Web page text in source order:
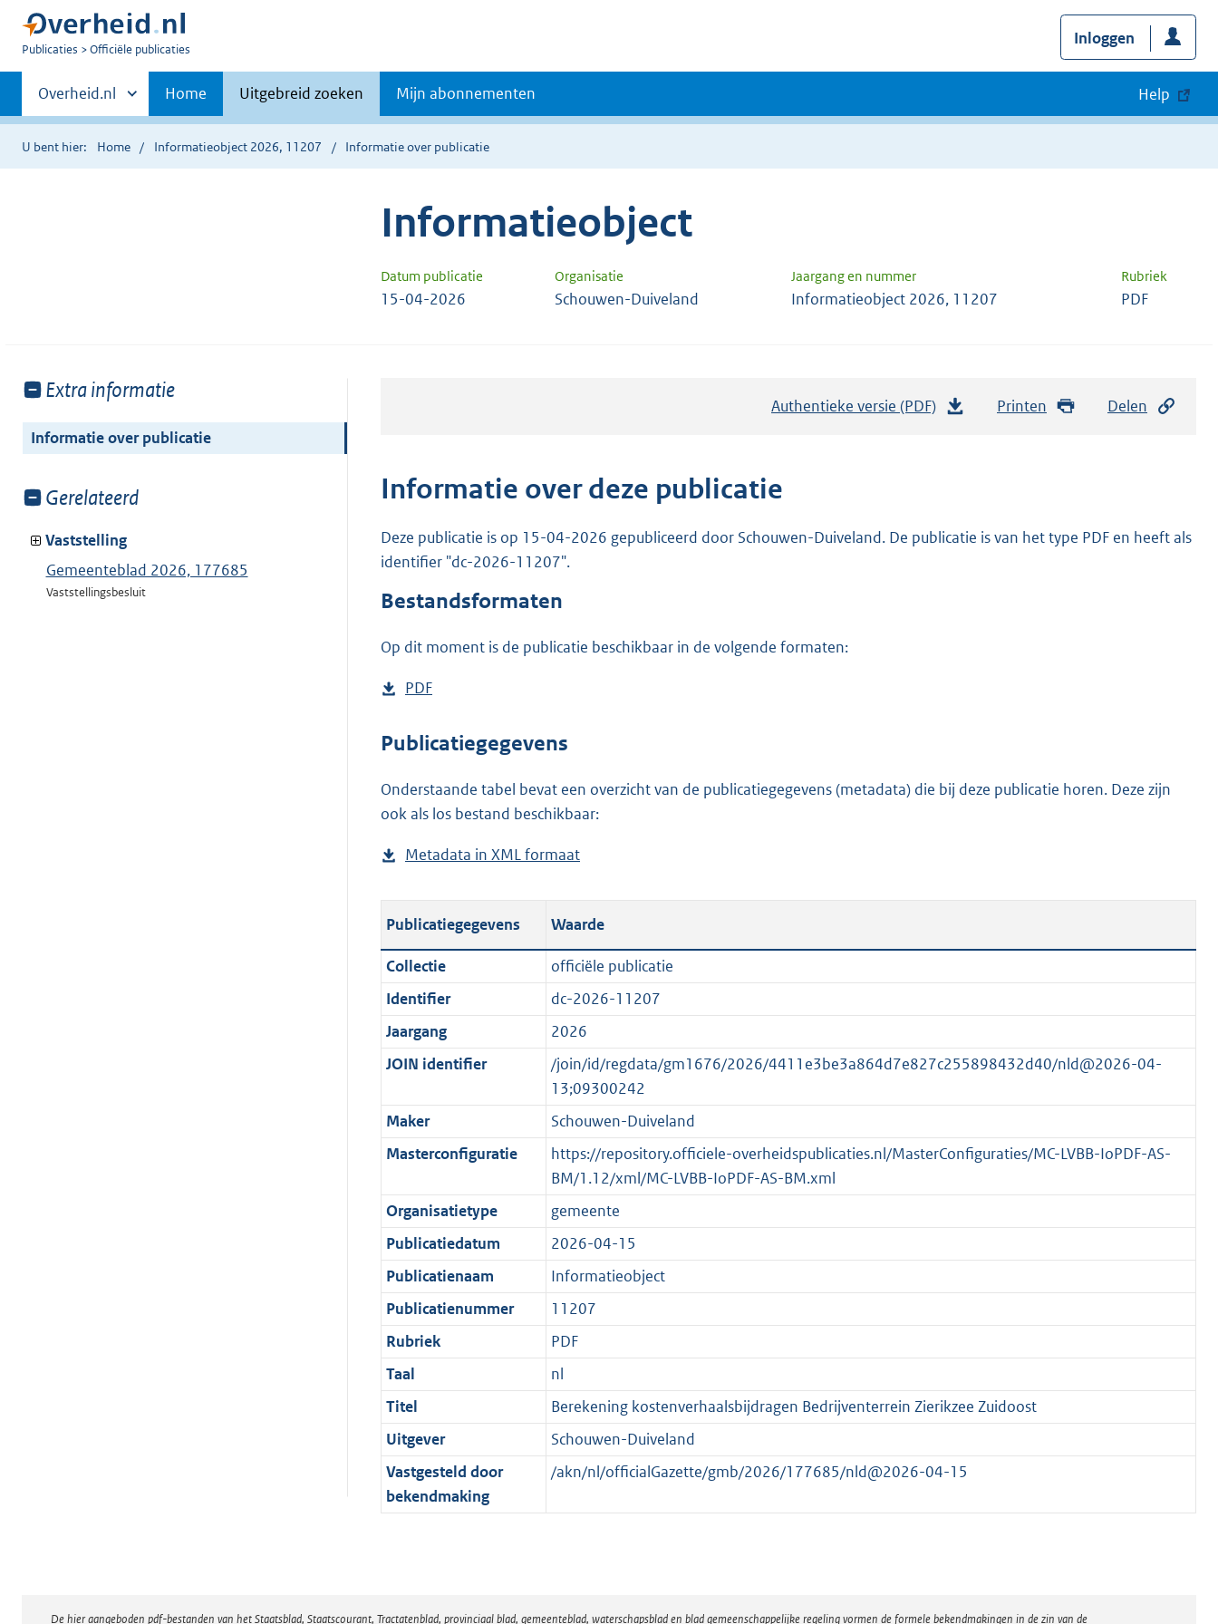
U
Publicaties Officiële publicaties
Inloggen
Primaire
navigatie
Andere
sites
binnen
Overheid.nl Home Uitgebreid zoeken Mijn abonnementen Help
U bent hier: Home Informatieobject 2026, 11207 Informatie over publicatie
Informatieobject
Datum publicatie Organisatie Jaargang en nummer Rubriek
15-04-2026 Schouwen-Duiveland Informatieobject 2026, 11207 PDF
Toon
van:
Extra informatie
Informatie over publicatie
Toon
van:
Gerelateerd
Vaststelling
Gemeenteblad 2026, 177685
Vaststellingsbesluit
Authentieke versie (PDF)
n
o
k
n
Printen Delen
Informatie over deze publicatie
Deze publicatie is op 15-04-2026 gepubliceerd door Schouwen-Duiveland. De publicatie is van het type PDF en heeft als
identifier "dc-2026-11207".
Bestandsformaten
Op dit moment is de publicatie beschikbaar in de volgende formaten:
D
w
l
o
d
b
l
i
c
a
t
e
i
n
o
r
m
a
a
t
PDF
s
a
n
s
o
o
t
t
e
:
n
e
e
n
d
Publicatiegegevens
Onderstaande tabel bevat een overzicht van de publicatiegegevens (metadata) die bij deze publicatie horen. Deze zijn
ook als los bestand beschikbaar:
Metadata in XML formaat
s
t
a
n
d
s
g
r
o
o
t
t
e
:
2
K
b
Publicatiegegevens Waarde
Collectie
officiële publicatie
Identifier
dc-2026-11207
Jaargang
2026
JOIN identifier
/join/id/regdata/gm1676/2026/4411e3be3a864d7e827c255898432d40/nld@2026-04-
13;09300242
Maker
Schouwen-Duiveland
Masterconfiguratie
https://repository.officiele-overheidspublicaties.nl/MasterConfiguraties/MC-LVBB-IoPDF-AS-
BM/1.12/xml/MC-LVBB-IoPDF-AS-BM.xml
Organisatietype
gemeente
Publicatiedatum
2026-04-15
Publicatienaam
Informatieobject
Publicatienummer
11207
Rubriek
PDF
Taal
nl
Titel
Berekening kostenverhaalsbijdragen Bedrijventerrein Zierikzee Zuidoost
Uitgever
Schouwen-Duiveland
Vastgesteld door
bekendmaking
/akn/nl/officialGazette/gmb/2026/177685/nld@2026-04-15
De hier aangeboden pdf-bestanden van het Staatsblad, Staatscourant, Tractatenblad, provinciaal blad, gemeenteblad, waterschapsblad en blad gemeenschappelijke regeling vormen de formele bekendmakingen in de zin van de